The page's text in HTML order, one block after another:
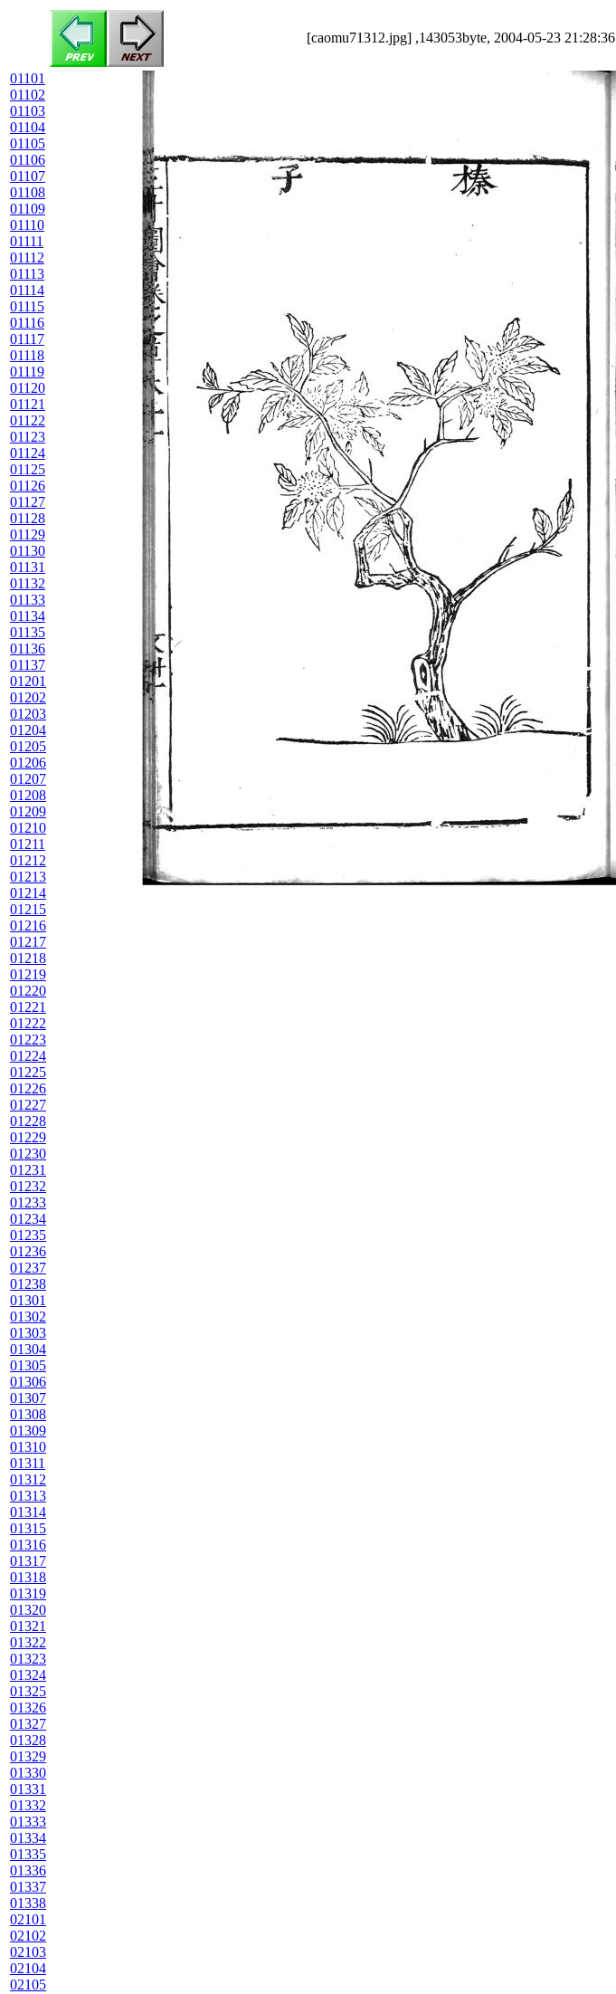
[caomu71312.jpg] ,143053byte, 2004-05-23 21:28:36
01101
01102
01103
01104
01105
01106
01107
01108
01109
01110
01111
01112
01113
01114
01115
01116
01117
01118
01119
01120
01121
01122
01123
01124
01125
01126
01127
01128
01129
01130
01131
01132
01133
01134
01135
01136
01137
01201
01202
01203
01204
01205
01206
01207
01208
01209
01210
01211
01212
01213
01214
01215
01216
01217
01218
01219
01220
01221
01222
01223
01224
01225
01226
01227
01228
01229
01230
01231
01232
01233
01234
01235
01236
01237
01238
01301
01302
01303
01304
01305
01306
01307
01308
01309
01310
01311
01312
01313
01314
01315
01316
01317
01318
01319
01320
01321
01322
01323
01324
01325
01326
01327
01328
01329
01330
01331
01332
01333
01334
01335
01336
01337
01338
02101
02102
02103
02104
02105